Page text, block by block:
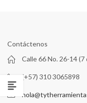
Contáctenos
Calle 66 No. 26-14
(+57) 310 3065898